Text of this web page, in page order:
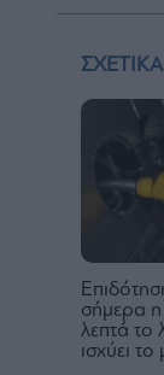
σήμερα
λεπτά το
ισχύει το